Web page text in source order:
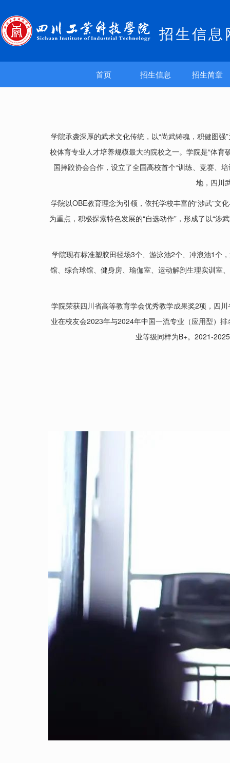
招生信息
首页 招生信息 招生简章
学院承袭深厚的武术文化传统，以“尚武铸魂，积健图
校体育专业人才培养规模最大的院校之一。学院是“体
国摔跤协会合作，设立了全国高校首个“训练、竞赛、
地，四川
学院以OBE教育理念为引领，依托学校丰富的“涉武”文
为重点，积极探索特色发展的“自选动作”，形成了以“涉
学院现有标准塑胶田径场3个、游泳池2个、冲浪池1个
馆、综合球馆、健身房、瑜伽室、运动解剖生理实训室
学院荣获四川省高等教育学会优秀教学成果奖2项，四
业在校友会2023年与2024年中国一流专业（应用型）
业等级同样为B+。2021-